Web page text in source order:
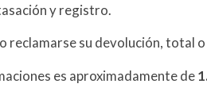
y registro.
reclamarse su devolución, total
es aproximadamente de